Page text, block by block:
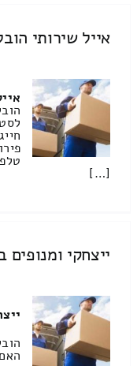
אייל שירותי
[…]
ייצחקי